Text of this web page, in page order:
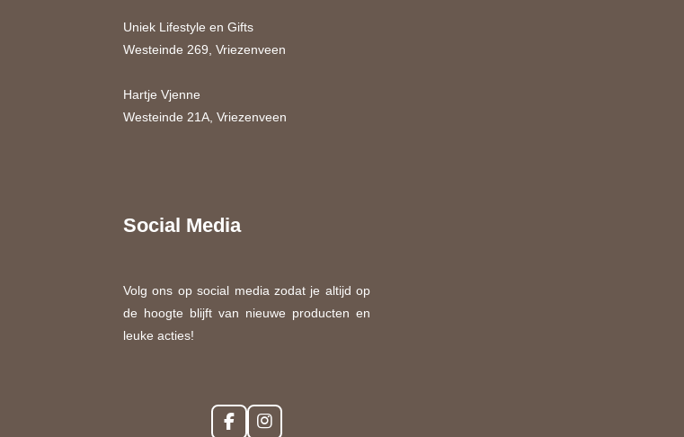
Uniek Lifestyle en Gifts
Westeinde 269, Vriezenveen
Hartje Vjenne
Westeinde 21A, Vriezenveen
Social Media
Volg ons op social media zodat je altijd op
de hoogte blijft van nieuwe producten en
leuke acties!
F
I